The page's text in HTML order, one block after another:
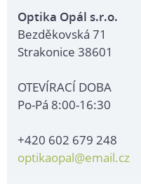
Optika Opál s.r.o.
Bezděkovská 71
Strakonice 38601
OTEVÍRACÍ DOBA
Po-Pá 8:00-16:30
+420 602 679 248
optikaopal@email.cz